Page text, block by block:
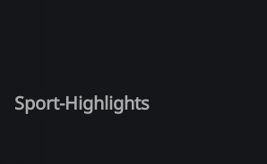
Sport-Highlights